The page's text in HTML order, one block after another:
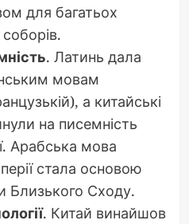
для багатьох
. Латинь дала
мовам
а китайські
на писемність
Арабська мова
стала основою
Близького Сходу.
. Китай винайшов